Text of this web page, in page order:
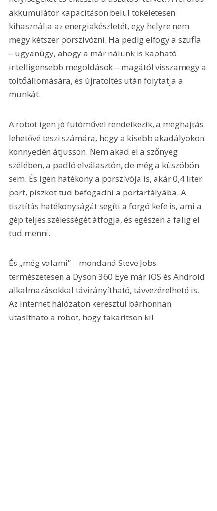
akkumulátor kapacitáson belül tökéletesen
kihasználja az energiakészletét, egy helyre nem
megy kétszer porszívózni. Ha pedig elfogy a szufla
– ugyanúgy, ahogy a már nálunk is kapható
intelligensebb megoldások – magától visszamegy a
töltőállomására, és újratöltés után folytatja a
munkát.
A robot igen jó futóművel rendelkezik, a meghajtás
lehetővé teszi számára, hogy a kisebb akadályokon
könnyedén átjusson. Nem akad el a szőnyeg
szélében, a padló elválasztón, de még a küszöbön
sem. És igen hatékony a porszívója is, akár 0,4 liter
port, piszkot tud befogadni a portartályába. A
tisztítás hatékonyságát segíti a forgó kefe is, ami a
gép teljes szélességét átfogja, és egészen a falig el
tud menni.
És „még valami” – mondaná Steve Jobs –
természetesen a Dyson 360 Eye már iOS és Android
alkalmazásokkal távirányítható, távvezérelhető is.
Az internet hálózaton keresztül bárhonnan
utasítható a robot, hogy takarítson ki!